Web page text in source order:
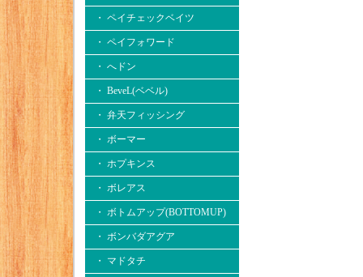
・ ペイチェックベイツ
・ ペイフォワード
・ へドン
・ BeveL(ベベル)
・ 弁天フィッシング
・ ボーマー
・ ホプキンス
・ ボレアス
・ ボトムアップ(BOTTOMUP)
・ ボンバダアグア
・ マドタチ